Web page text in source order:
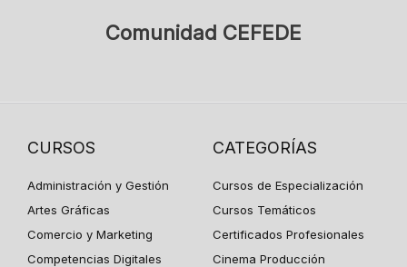
Comunidad CEFEDE
CURSOS
Administración y Gestión
Artes Gráficas
Comercio y Marketing
Competencias Digitales
CATEGORÍAS
Cursos de Especialización
Cursos Temáticos
Certificados Profesionales
Cinema Producción